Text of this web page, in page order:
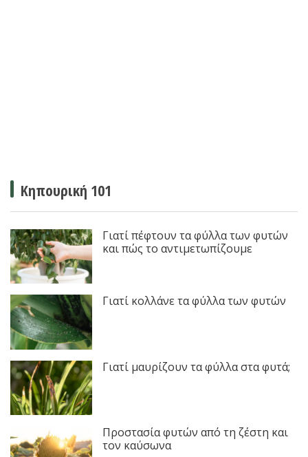
Κηπουρική 101
Γιατί πέφτουν τα φύλλα των φυτών
και πώς το αντιμετωπίζουμε
Γιατί κολλάνε τα φύλλα των φυτών
Γιατί μαυρίζουν τα φύλλα στα φυτά;
Προστασία φυτών από τη ζέστη και
τον καύσωνα